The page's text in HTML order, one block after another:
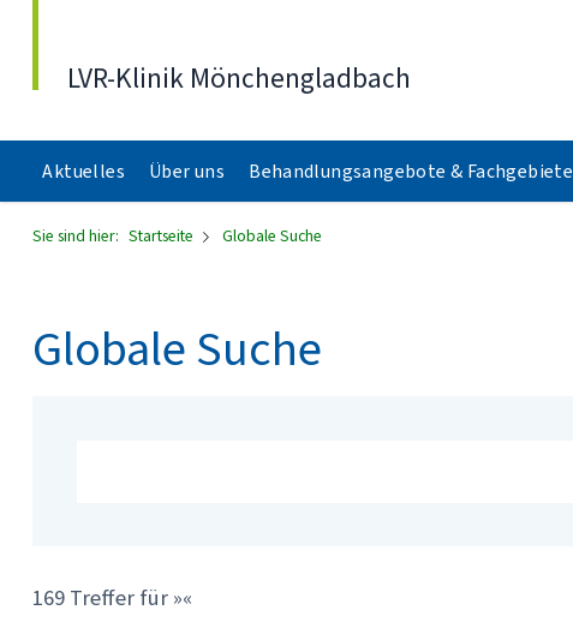
LVR-Klinik Mönchengladbach
Aktuelles Über uns Behandlungsangebote & Fachgebiete
Sie sind hier: Startseite Globale Suche
Globale Suche
169 Treffer für »«